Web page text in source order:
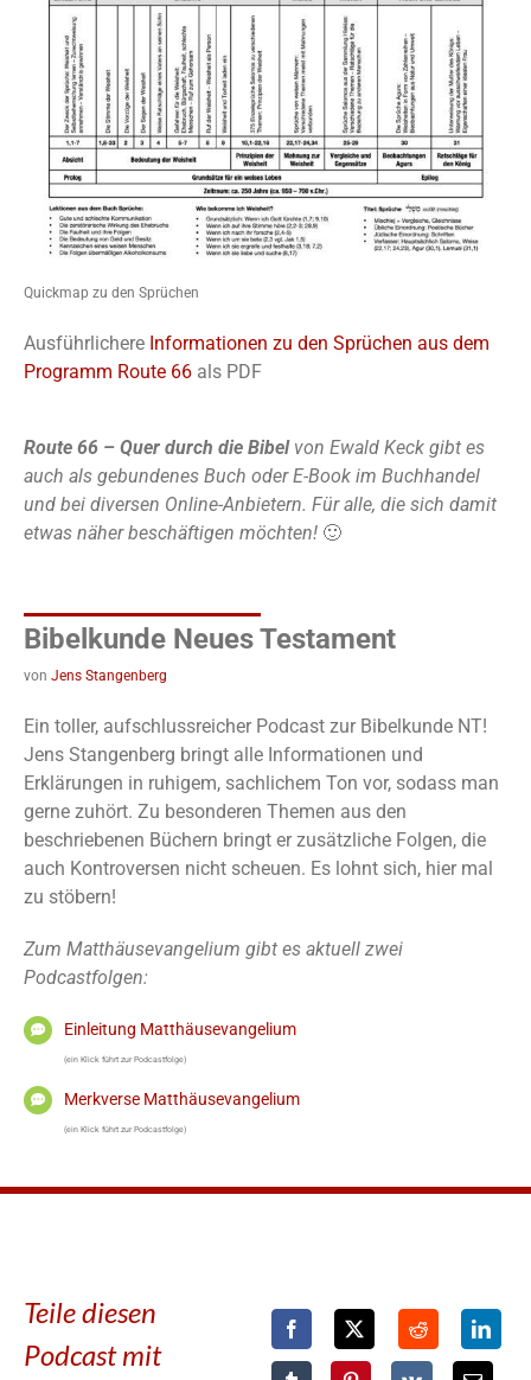
Quickmap zu den Sprüchen
Ausführlichere Informationen zu den Sprüchen aus dem
Programm Route 66 als PDF
Route 66 – Quer durch die Bibel von Ewald Keck gibt es
auch als gebundenes Buch oder E-Book im Buchhandel
und bei diversen Online-Anbietern. Für alle, die sich damit
etwas näher beschäftigen möchten! 🙂
Bibelkunde Neues Testament
von Jens Stangenberg
Ein toller, aufschlussreicher Podcast zur Bibelkunde NT!
Jens Stangenberg bringt alle Informationen und
Erklärungen in ruhigem, sachlichem Ton vor, sodass man
gerne zuhört. Zu besonderen Themen aus den
beschriebenen Büchern bringt er zusätzliche Folgen, die
auch Kontroversen nicht scheuen. Es lohnt sich, hier mal
zu stöbern!
Zum Matthäusevangelium gibt es aktuell zwei
Podcastfolgen:
Einleitung Matthäusevangelium
(ein Klick führt zur Podcastfolge)
Merkverse Matthäusevangelium
(ein Klick führt zur Podcastfolge)
Teile diesen
Podcast mit